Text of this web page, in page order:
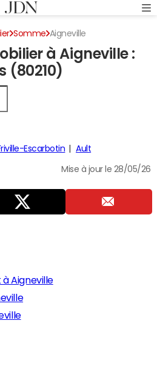
Somme Aigneville
à Aigneville :
(80210)
Escarbotin Ault
Mise à jour le 28/05/26
Aigneville